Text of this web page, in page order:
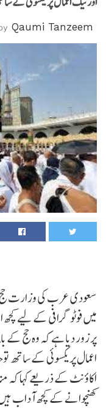
Qaumi Tanzeem
سعودی عرب کی وزارت حج
میں فوٹو گرافی کے لیے
پر زور دیا ہے کہ وہ حج کے
اعمال پر یکسوئی کے ساتھ
اکاؤنٹ کے ذریعے کہا کہ
کھنچوانے کے کچھ آداب ہیں